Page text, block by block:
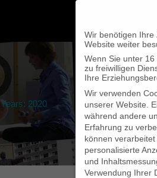
Years: 2020
Wir benötigen Ihre
Website weiter
Wenn Sie unter
zu freiwilligen
Ihre
Wir verwenden
unserer Website.
während andere
Erfahrung zu
können
personalisierte
und
Verwendung Ihrer